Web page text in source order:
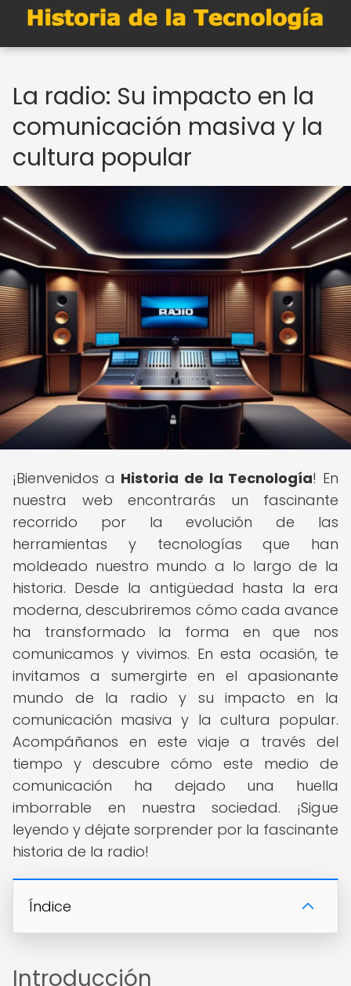
La radio: Su impacto en la
comunicación masiva y la
cultura popular
¡Bienvenidos a Historia de la Tecnología! En
nuestra web encontrarás un fascinante
recorrido por la evolución de las
herramientas y tecnologías que han
moldeado nuestro mundo a lo largo de la
historia. Desde la antigüedad hasta la era
moderna, descubriremos cómo cada avance
ha transformado la forma en que nos
comunicamos y vivimos. En esta ocasión, te
invitamos a sumergirte en el apasionante
mundo de la radio y su impacto en la
comunicación masiva y la cultura popular.
Acompáñanos en este viaje a través del
tiempo y descubre cómo este medio de
comunicación ha dejado una huella
imborrable en nuestra sociedad. ¡Sigue
leyendo y déjate sorprender por la fascinante
historia de la radio!
Índice
Introducción